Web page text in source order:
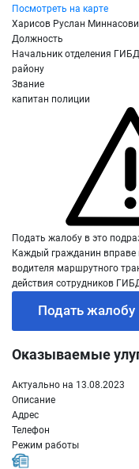
Посмотреть на карте
Харисов Руслан
Должность
Начальник отделения
району
Звание
капитан полиции
Подать жалобу в это
Каждый гражданин вправе
водителя маршрутного
действия сотрудников
Подать жалобу
Оказываемые
Актуально на 13.08.2023
Описание
Адрес
Телефон
Режим работы